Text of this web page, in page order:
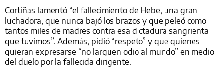
Cortiñas lamentó “el fallecimiento de Hebe, una gran
luchadora, que nunca bajó los brazos y que peleó como
tantos miles de madres contra esa dictadura sangrienta
que tuvimos”. Además, pidió “respeto” y que quienes
quieran expresarse “no larguen odio al mundo” en medio
del duelo por la fallecida dirigente.